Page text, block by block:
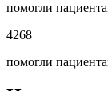
помогли
4268
помогли